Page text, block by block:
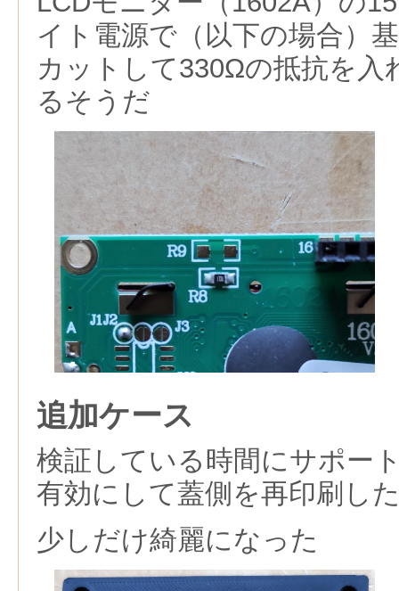
イト電源で（以下の場合）
カットして330Ωの抵抗を入
るそうだ
追加ケース
検証している時間にサポー
有効にして蓋側を再印刷し
少しだけ綺麗になった